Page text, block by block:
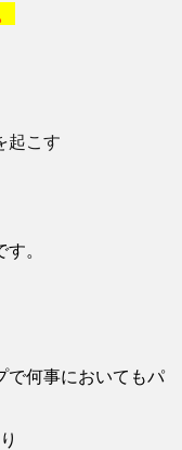
起こす
。
で何事においてもパ